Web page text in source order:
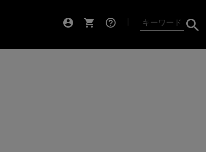
account_circle shopping_cart help_outline